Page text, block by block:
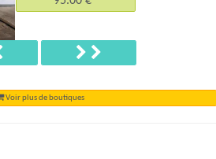
Précédent Suivant
Voir plus de boutiques